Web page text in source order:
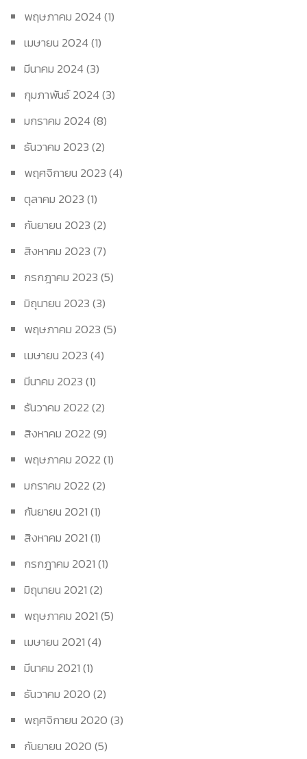
พฤษภาคม 2024(1)
เมษายน 2024(1)
มีนาคม 2024(3)
กุมภาพันธ์ 2024(3)
มกราคม 2024(8)
ธันวาคม 2023(2)
พฤศจิกายน 2023(4)
ตุลาคม 2023(1)
กันยายน 2023(2)
สิงหาคม 2023(7)
กรกฎาคม 2023(5)
มิถุนายน 2023(3)
พฤษภาคม 2023(5)
เมษายน 2023(4)
มีนาคม 2023(1)
ธันวาคม 2022(2)
สิงหาคม 2022(9)
พฤษภาคม 2022(1)
มกราคม 2022(2)
กันยายน 2021(1)
สิงหาคม 2021(1)
กรกฎาคม 2021(1)
มิถุนายน 2021(2)
พฤษภาคม 2021(5)
เมษายน 2021(4)
มีนาคม 2021(1)
ธันวาคม 2020(2)
พฤศจิกายน 2020(3)
กันยายน 2020(5)